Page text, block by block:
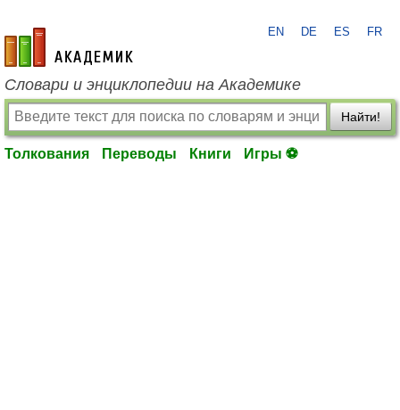
academic.ru
EN DE ES FR
Словари и энциклопедии на Академике
Найти!
Толкования Переводы Книги Игры ⚽